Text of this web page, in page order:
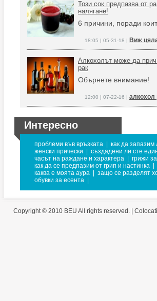
Този сок предпазва от
налягане!
6 причини, поради
18:05 | 05-31-18 | Виж
Алкохолът може да
рак
Обърнете внимание!
12:00 | 07-22-16 | алкохол
Интересно
проблеми във връзката как да запазим
женски прически
създадени ли сте
часът на раждане и характера
грижи
как да се предпазим от грип и настинка
каква е моята аура
защо се разделят
обувки за есента
Copyright © 2010 BEU All rights reserved. |